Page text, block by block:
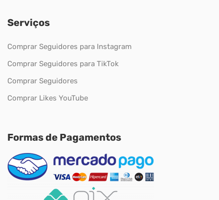
Serviços
Comprar Seguidores para Instagram
Comprar Seguidores para TikTok
Comprar Seguidores
Comprar Likes YouTube
Formas de Pagamentos